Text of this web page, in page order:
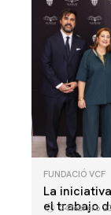
FUNDACIÓ VCF
La
el trabajo
24 febrero